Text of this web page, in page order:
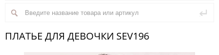
ПЛАТЬЕ ДЛЯ ДЕВОЧКИ SEV196